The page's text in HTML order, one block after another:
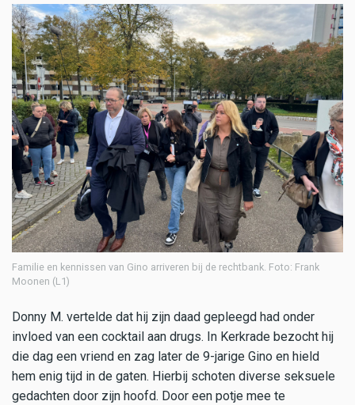
Familie en kennissen van Gino arriveren bij de rechtbank. Foto: Frank
Moonen (L1)
Donny M. vertelde dat hij zijn daad gepleegd had onder
invloed van een cocktail aan drugs. In Kerkrade bezocht hij
die dag een vriend en zag later de 9-jarige Gino en hield
hem enig tijd in de gaten. Hierbij schoten diverse seksuele
gedachten door zijn hoofd. Door een potje mee te